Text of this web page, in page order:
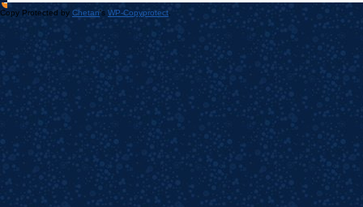
Copy Protected by Chetan's WP-Copyprotect